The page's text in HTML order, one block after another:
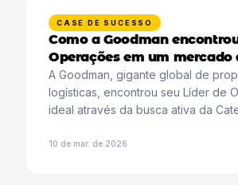
CASE DE SUCESSO
Como a Goodman
Operações em um mercado
A Goodman, gigante global de
logísticas, encontrou seu Líder de
ideal através da busca ativa da
10 de mar. de 2026